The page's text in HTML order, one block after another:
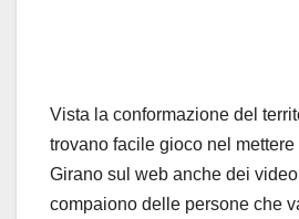
Vista la conformazione del
trovano facile gioco nel mettere
Girano sul web anche dei
compaiono delle persone che